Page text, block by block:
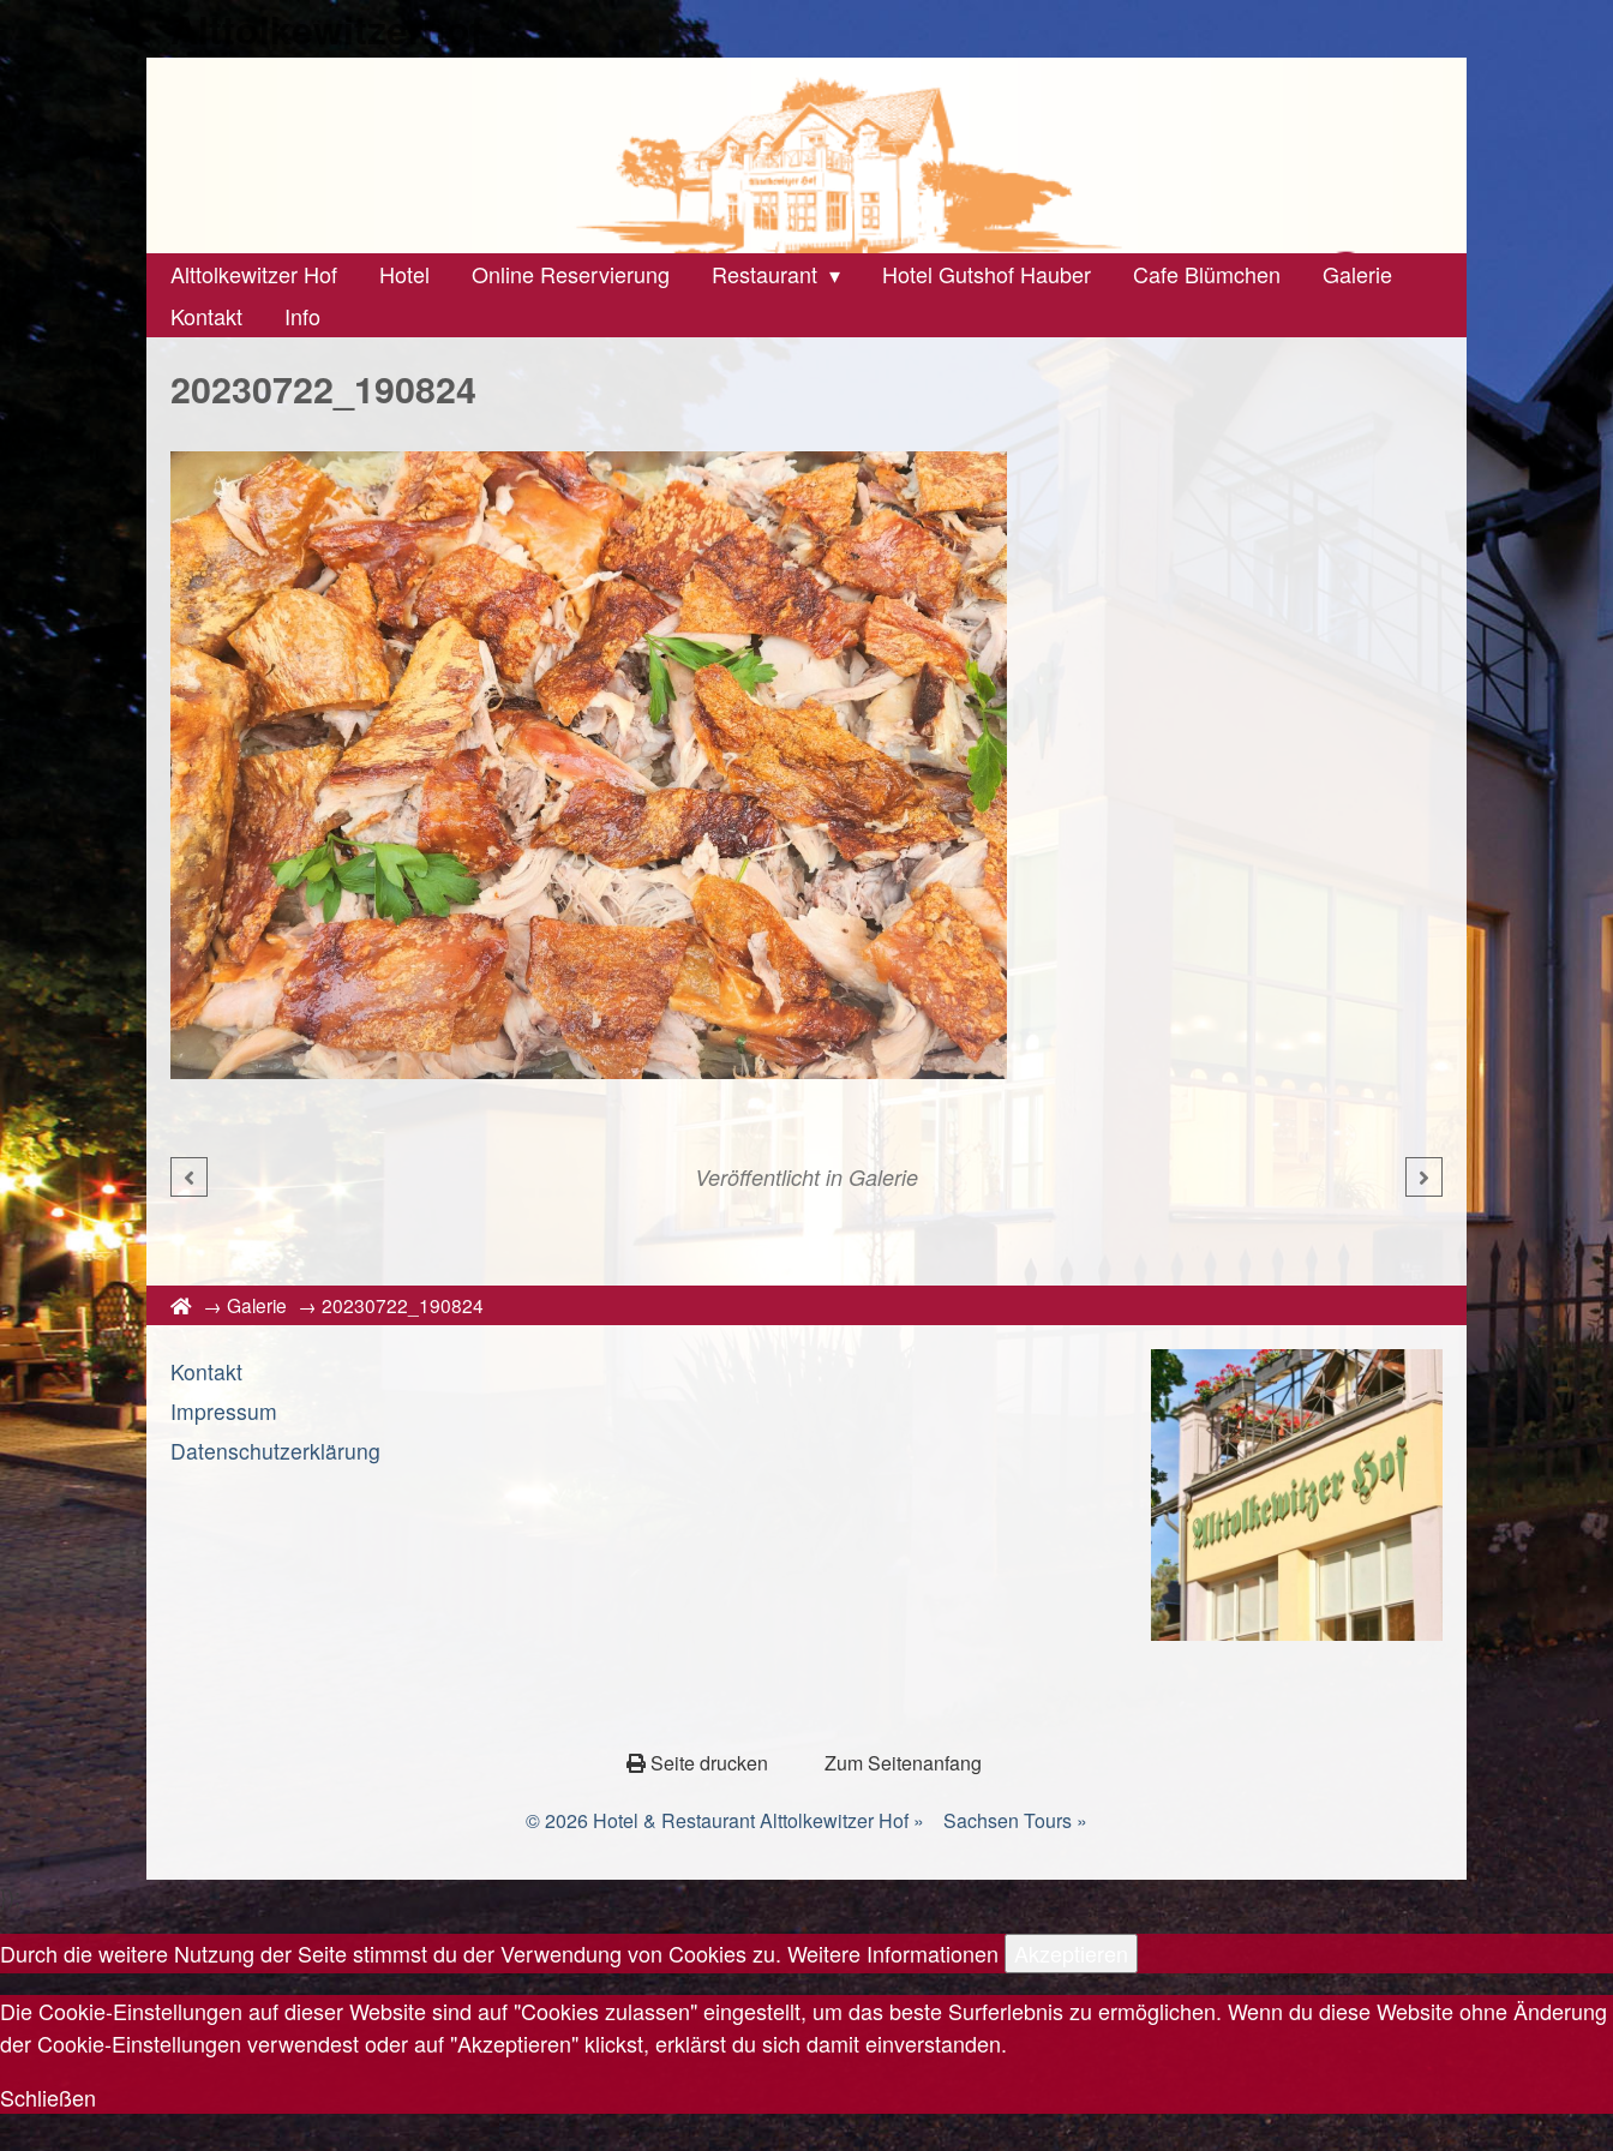
Alttolkewitzerhof
Alttolkewitzer Hof Hotel Online Reservierung Restaurant Hotel Gutshof Hauber Cafe Blümchen
Galerie
Kontakt
Info
20230722_190824
Veröffentlicht in Galerie
→ Galerie → 20230722_190824
Kontakt
Impressum
Datenschutzerklärung
Seite drucken Zum Seitenanfang
© 2026 Hotel & Restaurant Alttolkewitzer Hof » Sachsen Tours »
});
Durch die weitere Nutzung der Seite stimmst du der Verwendung von Cookies zu. Weitere Informationen
Die Cookie-Einstellungen auf dieser Website sind auf "Cookies zulassen" eingestellt, um das beste Surferlebnis zu ermöglichen. Wenn du diese Website ohne Änderung
der Cookie-Einstellungen verwendest oder auf "Akzeptieren" klickst, erklärst du sich damit einverstanden.
Schließen